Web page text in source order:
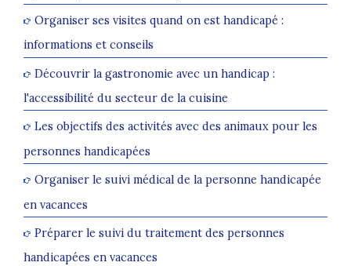
Organiser ses visites quand on est handicapé :
informations et conseils
Découvrir la gastronomie avec un handicap :
l'accessibilité du secteur de la cuisine
Les objectifs des activités avec des animaux pour les
personnes handicapées
Organiser le suivi médical de la personne handicapée
en vacances
Préparer le suivi du traitement des personnes
handicapées en vacances